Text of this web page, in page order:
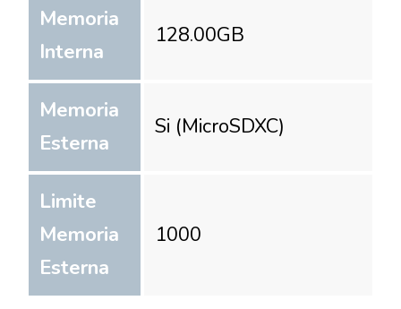
Memoria
Interna
128.00GB
Memoria
Esterna
Si (MicroSDXC)
Limite
Memoria
Esterna
1000